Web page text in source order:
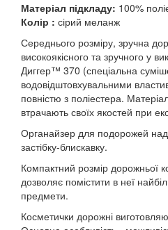
Матеріал підкладу: 100%
Колір : сірий меланж
Середнього розміру, зручна
високоякісного та зручного у
Диггер™ 370 (спеціальна
водовідштовхувальними
повністю з поліестера.
втрачають своїх якостей при
Органайзер для подорожей
застібку-блискавку.
Компактний розмір дорожньої
дозволяє помістити в неї
предмети.
Косметички дорожні